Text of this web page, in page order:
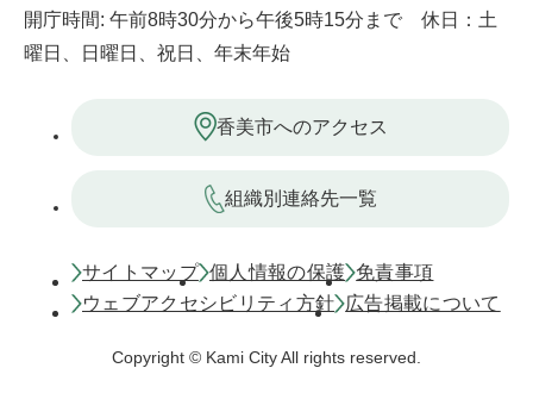
開庁時間: 午前8時30分から午後5時15分まで 休日：土
曜日、日曜日、祝日、年末年始
香美市へのアクセス
組織別連絡先一覧
サイトマップ 個人情報の保護 免責事項
ウェブアクセシビリティ方針
広告掲載について
Copyright © Kami City All rights reserved.